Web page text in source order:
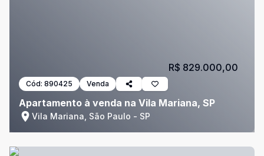
Cód: 890425 Venda
Apartamento à venda na Vila Mariana, SP
Vila Mariana, São Paulo - SP
R$ 829.000,00